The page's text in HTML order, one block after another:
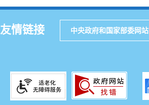
友情链接 中央政府和国家部委网站